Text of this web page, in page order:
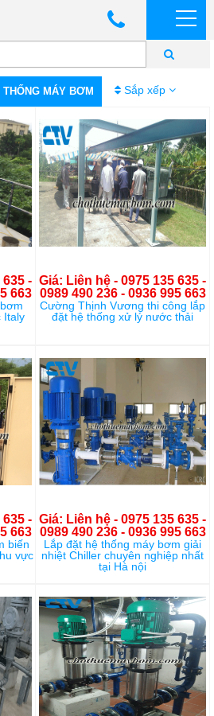
MÁY BƠM Sắp xếp
-
663
Italy
Giá: Liên hệ - 0975 135 635 -
0989 490 236 - 0936 995 663
Cường Thịnh Vương thi công lắp
đặt hệ thống xử lý nước thải
-
663
biến
vực
Giá: Liên hệ - 0975 135 635 -
0989 490 236 - 0936 995 663
Lắp đặt hệ thống máy bơm giải
nhiệt Chiller chuyên nghiệp nhất
tại Hà nội